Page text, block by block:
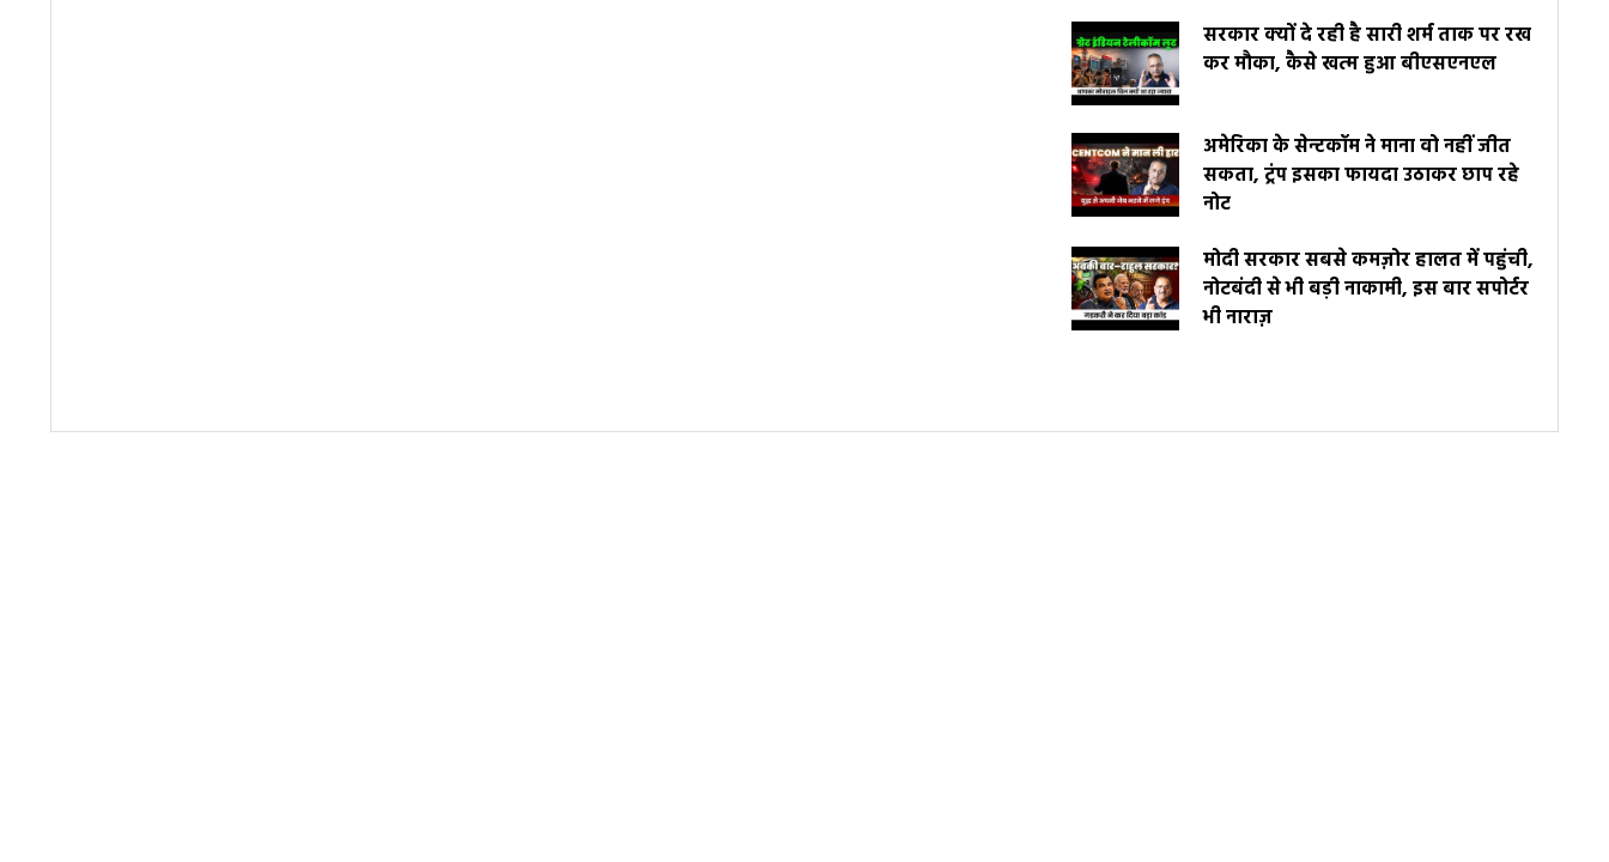
सरकार क्यों दे रही है सारी शर्म ताक पर रख
कर मौका, कैसे खत्म हुआ बीएसएनएल
अमेरिका के सेन्टकॉम ने माना वो नहीं जीत
सकता, ट्रंप इसका फायदा उठाकर छाप रहे
नोट
मोदी सरकार सबसे कमज़ोर हालत में पहुंची,
नोटबंदी से भी बड़ी नाकामी, इस बार सपोर्टर
भी नाराज़